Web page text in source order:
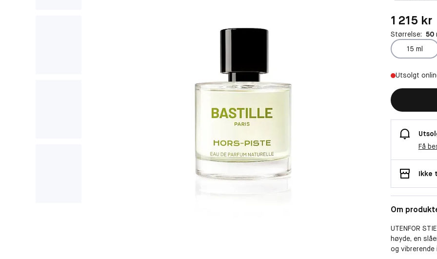
Størrelse: 50
15 ml
Pris: 1 215 kr
1 215 kr
Utsolgt
Få
Ikke
Om
UTENFOR
høyde, en
og